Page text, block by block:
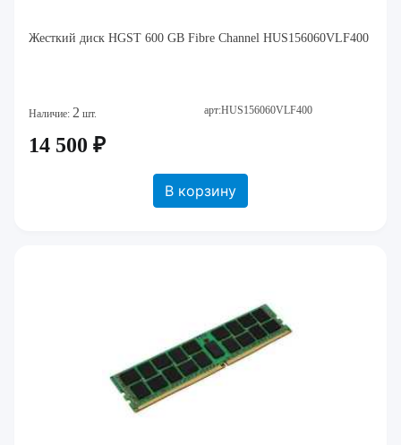
Жесткий диск HGST 600 GB Fibre Channel HUS156060VLF400
Наличие: 2 шт. арт:HUS156060VLF400
14 500 ₽
В корзину